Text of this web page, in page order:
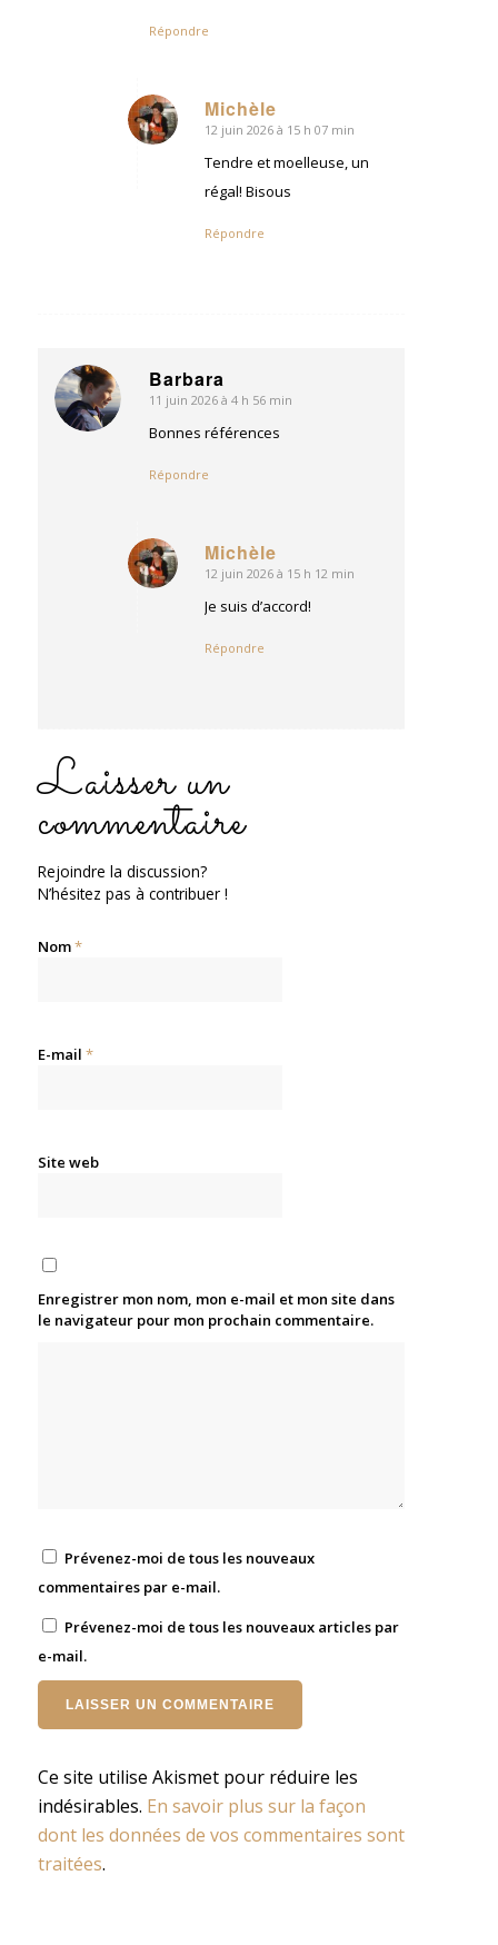
Répondre
Michèle
dit
12 juin 2026 à 15 h 07 min
Tendre et moelleuse, un
régal! Bisous
Répondre
Barbara
dit
:
11 juin 2026 à 4 h 56 min
Bonnes références
Répondre
Michèle
dit
12 juin 2026 à 15 h 12 min
Je suis d’accord!
Répondre
Laisser un
commentaire
Rejoindre la discussion?
N’hésitez pas à contribuer !
Nom*
E-mail *
Site web
Enregistrer mon nom, mon e-mail et mon site dans
le navigateur pour mon prochain commentaire.
Prévenez-moi de tous les nouveaux
commentaires par e-mail.
Prévenez-moi de tous les nouveaux articles par
e-mail.
Ce site utilise Akismet pour réduire les
indésirables. En savoir plus sur la façon
dont les données de vos commentaires sont
traitées.